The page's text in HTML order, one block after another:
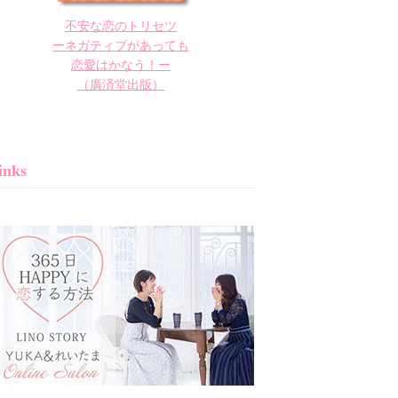
不安な恋のトリセツ
ーネガティブがあっても
恋愛はかなう！ー
（廣済堂出版）